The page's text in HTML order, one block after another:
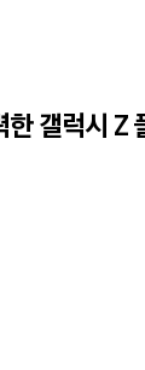
한 갤럭시 Z